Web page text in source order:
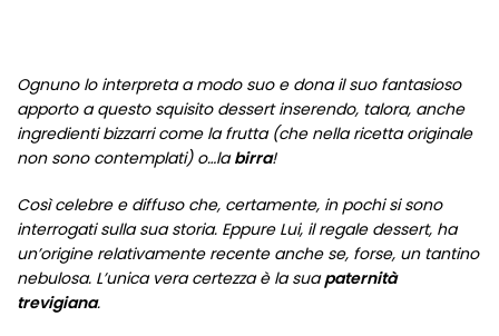
Ognuno lo interpreta a modo suo e dona il suo fantasioso
apporto a questo squisito dessert inserendo, talora, anche
ingredienti bizzarri come la frutta (che nella ricetta originale
non sono contemplati) o…labirra!
Così celebre e diffuso che, certamente, in pochi si sono
interrogati sulla sua storia. Eppure Lui, il regale dessert, ha
un’origine relativamente recente anche se, forse, un tantino
nebulosa. L’unica vera certezza è la suapaternità
trevigiana.